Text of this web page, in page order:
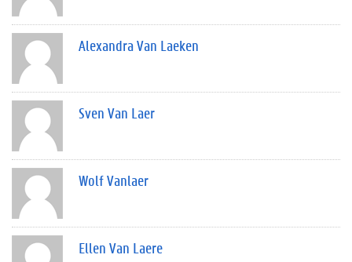
Alexandra Van Laeken
Sven Van Laer
Wolf Vanlaer
Ellen Van Laere